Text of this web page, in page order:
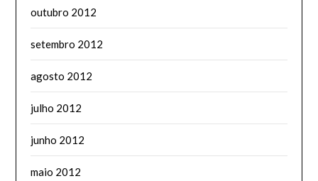
outubro 2012
setembro 2012
agosto 2012
julho 2012
junho 2012
maio 2012